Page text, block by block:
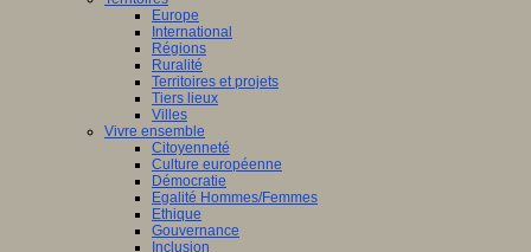
Europe
International
Régions
Ruralité
Territoires et projets
Tiers lieux
Villes
Vivre ensemble
Citoyenneté
Culture européenne
Démocratie
Egalité Hommes/Femmes
Ethique
Gouvernance
Inclusion